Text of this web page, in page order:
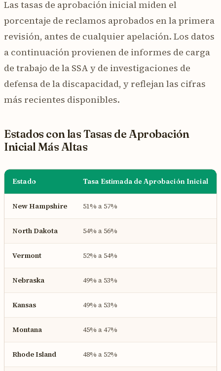
Las tasas de aprobación inicial miden el
porcentaje de reclamos aprobados en la primera
revisión, antes de cualquier apelación. Los datos
a continuación provienen de informes de carga
de trabajo de la SSA y de investigaciones de
defensa de la discapacidad, y reflejan las cifras
más recientes disponibles.
Estados con las Tasas de Aprobación
Inicial Más Altas
Estado Tasa Estimada de Aprobación Inicial
New Hampshire 51% a 57%
North Dakota 54% a 56%
Vermont 52% a 54%
Nebraska 49% a 53%
Kansas 49% a 53%
Montana 45% a 47%
Rhode Island 48% a 52%